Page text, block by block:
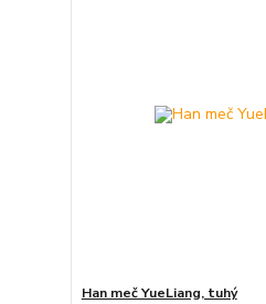
Han meč YueLiang, tuhý